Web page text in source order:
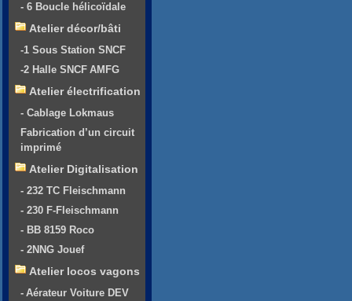
- 6 Boucle hélicoïdale
Atelier décor/bâti
-1 Sous Station SNCF
-2 Halle SNCF AMFG
Atelier électrification
- Cablage Lokmaus
Fabrication d’un circuit
imprimé
Atelier Digitalisation
- 232 TC Fleischmann
- 230 F-Fleischmann
- BB 8159 Roco
- 2NNG Jouef
Atelier locos vagons
- Aérateur Voiture DEV